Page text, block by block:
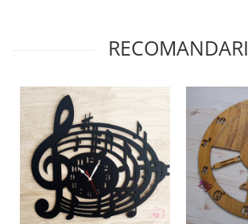
RECOMANDARI